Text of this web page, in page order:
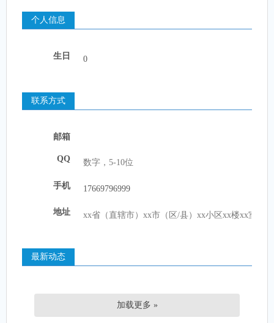
个人信息
生日
联系方式
邮箱
QQ
手机
地址
最新动态
加载更多 »